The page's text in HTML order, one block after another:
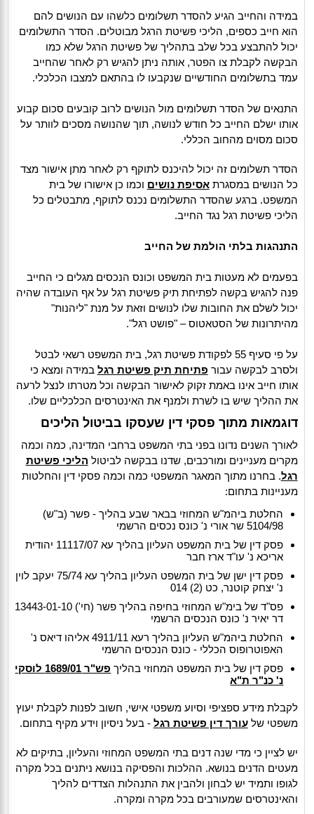
במידה והחייב הגיע להסדר תשלומים כלשהו עם הנושים להם
הוא חייב כספים, הליכי פשיטת הרגל מבוטלים. הסדר התשלומים
יכול להתבצע בכל שלב בתהליך של פשיטת הרגל שלא כמו
הבקשה לקבלת צו הפטר, אותה ניתן להגיש רק לאחר שהחייב
עמד בתשלומים החודשיים שנקבעו לו בהתאם למצבו הכלכלי.
התנאים של הסדר תשלומים מול הנושים לרוב קובעים סכום קבוע
אותו ישלם החייב כל חודש לנושה, תוך שהנושה מסכים לוותר על
סכום מסוים מהחוב הכללי.
הסדר תשלומים זה יכול להיכנס לתוקף רק לאחר מתן אישור מצד
כל הנושים במסגרתאסיפת נושים וכמו כן אישורו של בית
המשפט. ברגע שהסדר התשלומים נכנס לתוקף, מתבטלים כל
הליכי פשיטת רגל נגד החייב.
התנהגות בלתי הולמת של החייב
בפעמים לא מעטות בית המשפט וכונס הנכסים מגלים כי החייב
פנה להגיש בקשה לפתיחת תיק פשיטת רגל על אף העובדה שהיה
יכול לשלם את החובות שלו לנושים וזאת על מנת "ליהנות"
מהיתרונות של הסטאטוס – "פושט רגל".
על פי סעיף 55 לפקודת פשיטת רגל, בית המשפט רשאי לבטל
ולסרב לבקשה עבור פתיחת תיק פשיטת רגל במידה ומצא כי
אותו חייב אינו באמת זקוק לאישור הבקשה וכל מטרתו לנצל לרעה
את ההליך שיש בו לשרת ולמנף את האינטרסים הכלכליים שלו.
דוגמאות מתוך פסקי דין שעסקו בביטול הליכים
לאורך השנים נדונו בפני בתי המשפט ברחבי המדינה, כמה וכמה
מקרים מעניינים ומורכבים, שדנו בבקשה לביטול הליכי פשיטת
רגל. בחרנו מתוך המאגר המשפטי כמה וכמה פסקי דין והחלטות
מעניינות בתחום:
החלטת ביהמ"ש המחוזי בבאר שבע בהליך - פשר (ב"ש)
5104/98 שר אורי נ' כונס נכסים הרשמי
פסק דין של בית המשפט העליון בהליך עא 11117/07 יהודית
אריכא נ' עו"ד ארז חבר
פסק דין ישן של בית המשפט העליון בהליך עא 75/74 יעקב לוין
נ' יצחק קוטנר, כט (2) 014
פס"ד של בימ"ש המחוזי בחיפה בהליך פשר (חי') 13443-01-10
דר יאיר נ' כונס הנכסים הרשמי
החלטת ביהמ"ש העליון בהליך רעא 4911/11 אליהו דיאס נ'
האפוטרופוס הכללי - כונס הנכסים הרשמי
פסק דין של בית המשפט המחוזי בהליך
פש"ר 1689/01 לוסקי
נ' כנ"ר ת"א
לקבלת מידע ספציפי וסיוע משפטי אישי, חשוב לפנות לקבלת יעוץ
משפטי שלעורך דין פשיטת רגל - בעל ניסיון וידע מקיף בתחום.
יש לציין כי מדי שנה דנים בתי המשפט המחוזי והעליון, בתיקים לא
מעטים הדנים בנושא. ההלכות והפסיקה בנושא ניתנים בכל מקרה
לגופו ותמיד יש לבחון ולהבין את התנהלות הצדדים להליך
והאינטרסים שמעורבים בכל מקרה ומקרה.